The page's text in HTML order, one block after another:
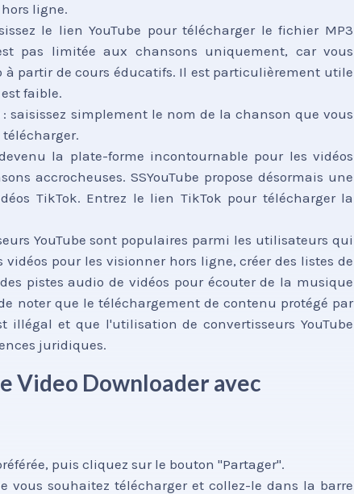
ligne.
le lien YouTube pour télécharger le fichier MP3
pas limitée aux chansons uniquement, car vous
à partir de cours éducatifs. Il est particulièrement utile
faible.
: saisissez simplement le nom de la chanson que vous
la plate-forme incontournable pour les vidéos
accrocheuses. SSYouTube propose désormais une
TikTok. Entrez le lien TikTok pour télécharger la
YouTube sont populaires parmi les utilisateurs qui
pour les visionner hors ligne, créer des listes de
pistes audio de vidéos pour écouter de la musique
noter que le téléchargement de contenu protégé par
illégal et que l'utilisation de convertisseurs YouTube
juridiques.
Video Downloader avec
puis cliquez sur le bouton "Partager".
vous souhaitez télécharger et collez-le dans la barre